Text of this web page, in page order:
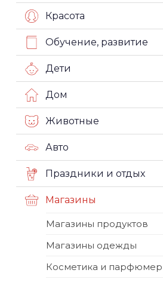
Красота
Обучение, развитие
Дети
Дом
Животные
Авто
Праздники и отдых
Магазины
Магазины продуктов
Магазины одежды
Косметика и